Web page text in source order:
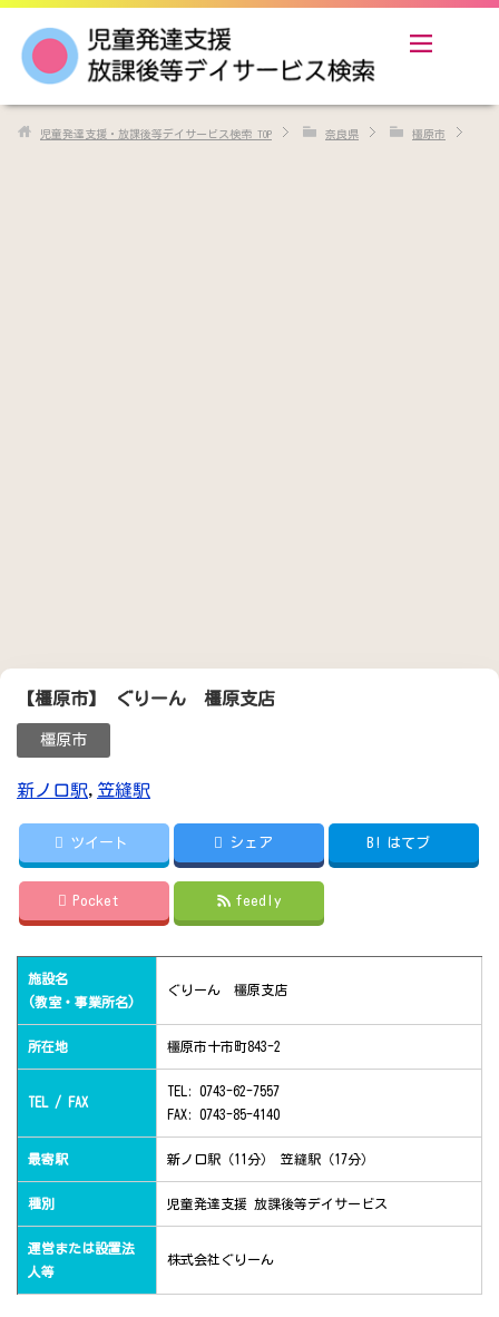
児童発達支援・放課後等デイサービス検索 TOP 奈良県 橿原市
【橿原市】 ぐりーん 橿原支店
橿原市
新ノ口駅, 笠縫駅
ツイート シェア B! はてブ
Pocket feedly
施設名
(教室・事業所名)
ぐりーん 橿原支店
所在地 橿原市十市町843-2
TEL / FAX
TEL: 0743-62-7557
FAX: 0743-85-4140
最寄駅 新ノ口駅（11分） 笠縫駅（17分）
種別 児童発達支援 放課後等デイサービス
運営または設置法
人等
株式会社ぐりーん